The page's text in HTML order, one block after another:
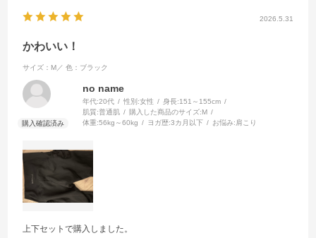
2026.5.31
かわいい！
サイズ：M／ 色：ブラック
no name
年代:20代 性別:女性 身長:151～155cm
肌質:普通肌 購入した商品のサイズ:M
体重:56kg～60kg ヨガ歴:3カ月以下 お悩み:肩こり
上下セットで購入しました。